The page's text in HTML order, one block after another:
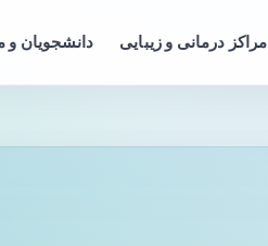
مراکز درمانی و زیبایی دانشجویان